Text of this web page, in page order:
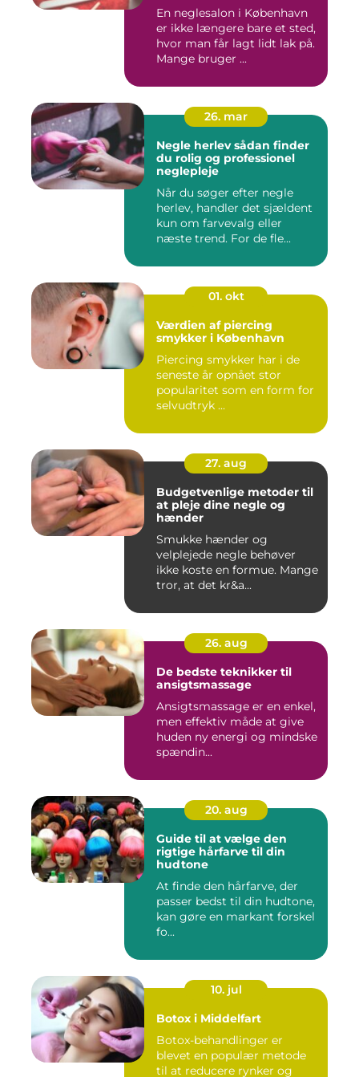
En neglesalon i København
er ikke længere bare et sted,
hvor man får lagt lidt lak på.
Mange bruger ...
26. mar
Negle herlev sådan finder
du rolig og professionel
neglepleje
Når du søger efter negle
herlev, handler det sjældent
kun om farvevalg eller
næste trend. For de fle...
01. okt
Værdien af piercing
smykker i København
Piercing smykker har i de
seneste år opnået stor
popularitet som en form for
selvudtryk ...
27. aug
Budgetvenlige metoder til
at pleje dine negle og
hænder
Smukke hænder og
velplejede negle behøver
ikke koste en formue. Mange
tror, at det kr&a...
26. aug
De bedste teknikker til
ansigtsmassage
Ansigtsmassage er en enkel,
men effektiv måde at give
huden ny energi og mindske
spændin...
20. aug
Guide til at vælge den
rigtige hårfarve til din
hudtone
At finde den hårfarve, der
passer bedst til din hudtone,
kan gøre en markant forskel
fo...
10. jul
Botox i Middelfart
Botox-behandlinger er
blevet en populær metode
til at reducere rynker og